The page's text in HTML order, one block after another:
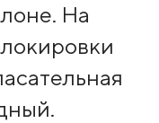
На